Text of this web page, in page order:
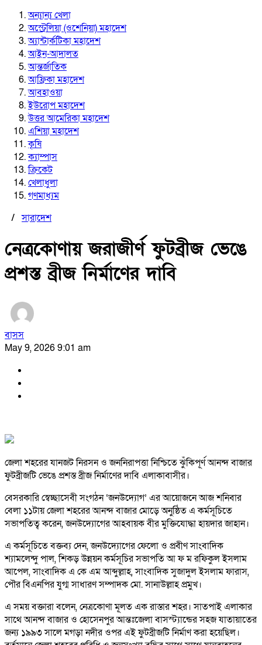
অন্যান্য খেলা
অস্ট্রেলিয়া (ওশেনিয়া) মহাদেশ
অ্যান্টার্কটিকা মহাদেশ
আইন-আদালত
আন্তর্জাতিক
আফ্রিকা মহাদেশ
আবহাওয়া
ইউরোপ মহাদেশ
উত্তর আমেরিকা মহাদেশ
এশিয়া মহাদেশ
কৃষি
ক্যাম্পাস
ক্রিকেট
খেলাধুলা
গণমাধ্যম
/সারাদেশ
নেত্রকোণায় জরাজীর্ণ ফুটব্রীজ ভেঙে
প্রশস্ত ব্রীজ নির্মাণের দাবি
বাসস
May 9, 2026 9:01 am
জেলা শহরের যানজট নিরসন ও জননিরাপত্তা নিশ্চিতে ঝুঁকিপূর্ণ আনন্দ বাজার
ফুটব্রীজটি ভেঙে প্রশস্ত ব্রীজ নির্মাণের দাবি এলাকাবাসীর।
বেসরকারি স্বেচ্ছাসেবী সংগঠন ‘জনউদ্যোগ’ এর আয়োজনে আজ শনিবার
বেলা ১১টায় জেলা শহরের আনন্দ বাজার মোড়ে অনুষ্ঠিত এ কর্মসূচিতে
সভাপতিত্ব করেন, জনউদ্যোগের আহবায়ক বীর মুক্তিযোদ্ধা হায়দার জাহান।
এ কর্মসূচিতে বক্তব্য দেন, জনউদ্যোগের ফেলো ও প্রবীণ সাংবাদিক
শ্যামলেন্দু পাল, শিকড় উন্নয়ন কর্মসূচির সভাপতি আ ফ ম রফিকুল ইসলাম
আপেল, সাংবাদিক এ কে এম আব্দুল্লাহ, সাংবাদিক সুজাদুল ইসলাম ফারাস,
পৌর বিএনপির যুগ্ম সাধারণ সম্পাদক মো. সানাউল্লাহ প্রমুখ।
এ সময় বক্তারা বলেন, নেত্রকোণা মূলত এক রাস্তার শহর। সাতপাই এলাকার
সাথে আনন্দ বাজার ও হোসেনপুর আন্তঃজেলা বাসস্ট্যান্ডের সহজ যাতায়াতের
জন্য ১৯৯৩ সালে মগড়া নদীর ওপর এই ফুটব্রীজটি নির্মাণ করা হয়েছিল।